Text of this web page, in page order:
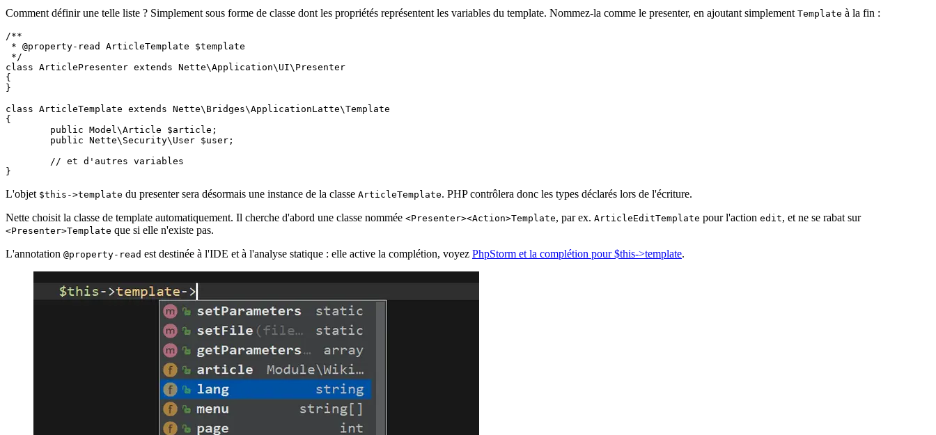
Comment définir une telle liste ? Simplement sous forme de classe dont les propriétés représentent les variables du template. Nommez-la comme le presenter, en ajoutant simplement Template à la fin :
/**
* @property-read ArticleTemplate $template
*/
class ArticlePresenter extends Nette\Application\UI\Presenter
{
}
class ArticleTemplate extends Nette\Bridges\ApplicationLatte\Template
{
L'objet $this->template du presenter sera désormais une instance de la classe ArticleTemplate. PHP contrôlera donc les types déclarés lors de l'écriture.
Nette choisit la classe de template automatiquement. Il cherche d'abord une classe nommée <Presenter><Action>Template, par ex. ArticleEditTemplate pour l'action edit, et ne se rabat sur
<Presenter>Template que si elle n'existe pas.
L'annotation @property-read est destinée à l'IDE et à l'analyse statique : elle active la complétion, voyez PhpStorm et la complétion pour $this⁠-⁠>⁠template.